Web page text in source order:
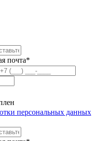
почта*
персональных данных